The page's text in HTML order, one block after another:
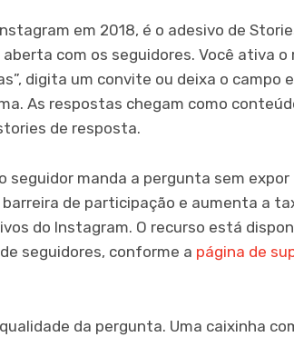
em 2018, é o adesivo de
com os seguidores. Você ativa
digita um convite ou deixa o campo
As respostas chegam como
de resposta.
manda a pergunta sem
de participação e aumenta a
do Instagram. O recurso está
seguidores, conforme a página de
da pergunta. Uma caixinha